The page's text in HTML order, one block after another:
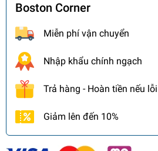
Boston Corner
Miễn phí vận chuyển
Nhập khẩu chính ngạch
Trả hàng - Hoàn tiền nếu lỗi
Giảm lên đến 10%